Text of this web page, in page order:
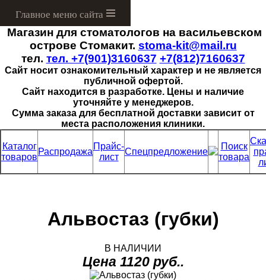
Магазин для стоматологов на васильевском
острове Стомакит. stoma-kit@mail.ru
тел. тел. +7(901)3160637 +7(812)7160637
Сайт носит ознакомительный характер и не является
публичной офертой.
Сайт находится в разработке. Цены и наличие
уточняйте у менеджеров.
Сумма заказа для бесплатной доставки зависит от
места расположения клиники.
Menu
Каталог
товаров
Распродажа
Прайс-
лист
Спецпредложение
Поиск
товара
Альвостаз (губки)
В НАЛИЧИИ
Цена 1120 руб..